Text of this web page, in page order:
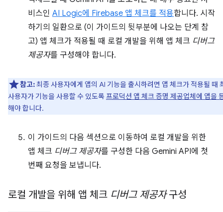
비스인 AI Logic에 Firebase 앱 체크를 적용합니다. 시작
하기의 일환으로 (이 가이드의 뒷부분에 나오는 단계 참
고) 앱 체크가 적용될 때 로컬 개발을 위해 앱 체크 디버그
제공자를 구성해야 합니다.
참고:최종 사용자에게 앱의 AI 기능을 출시하려면 앱 체크가 적용될 때
사용자가 기능을 사용할 수 있도록 프로덕션 앱 체크 증명 제공업체에 앱을
해야 합니다.
이 가이드의 다음 섹션으로 이동하여 로컬 개발을 위한
앱 체크 디버그 제공자를 구성한 다음 Gemini API에 첫
번째 요청을 보냅니다.
로컬 개발을 위해 앱 체크 디버그 제공자구성